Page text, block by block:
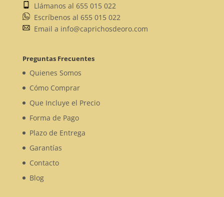
Llámanos al 655 015 022
Escríbenos al 655 015 022
Email a info@caprichosdeoro.com
Preguntas Frecuentes
Quienes Somos
Cómo Comprar
Que Incluye el Precio
Forma de Pago
Plazo de Entrega
Garantías
Contacto
Blog